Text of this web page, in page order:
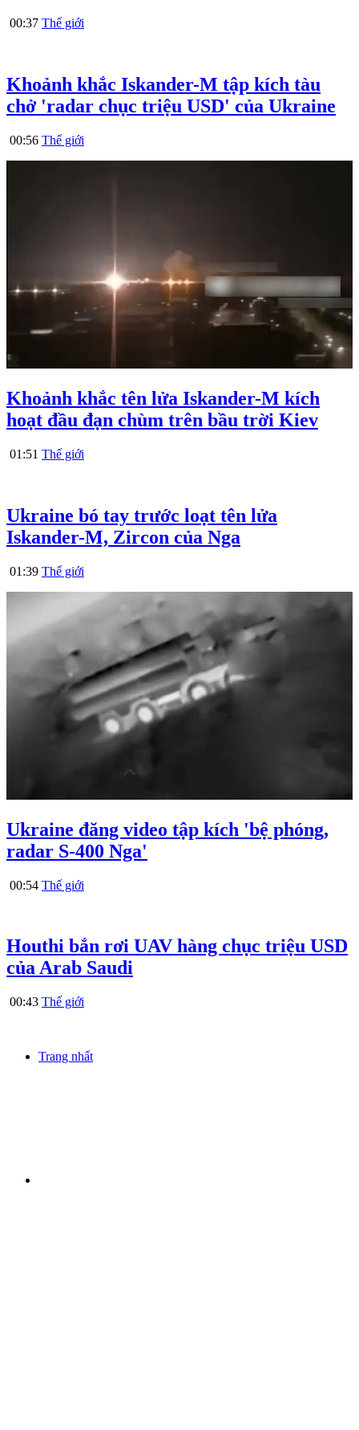
00:37 Thế giới
Khoảnh khắc Iskander-M tập kích tàu
chở 'radar chục triệu USD' của Ukraine
00:56 Thế giới
Khoảnh khắc tên lửa Iskander-M kích
hoạt đầu đạn chùm trên bầu trời Kiev
01:51 Thế giới
Ukraine bó tay trước loạt tên lửa
Iskander-M, Zircon của Nga
01:39 Thế giới
Ukraine đăng video tập kích 'bệ phóng,
radar S-400 Nga'
00:54 Thế giới
Houthi bắn rơi UAV hàng chục triệu USD
của Arab Saudi
00:43 Thế giới
Trang nhất